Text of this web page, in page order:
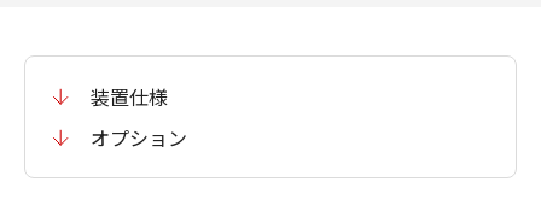
装置仕様
オプション